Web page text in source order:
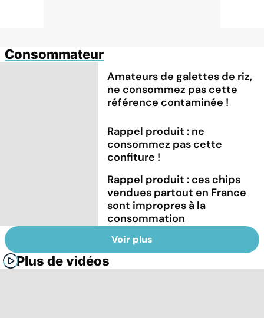
Consommateur
Amateurs de galettes de riz,
ne consommez pas cette
référence contaminée !
Rappel produit : ne
consommez pas cette
confiture !
Rappel produit : ces chips
vendues partout en France
sont impropres à la
consommation
Voir plus
Plus de vidéos